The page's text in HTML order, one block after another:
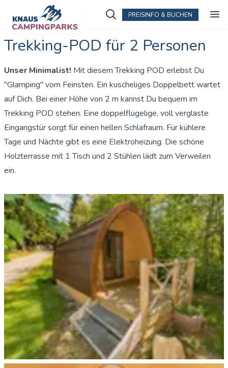
PREISINFO & BUCHEN
Trekking-POD für 2 Personen
Unser Minimalist! Mit diesem Trekking POD erlebst Du
"Glamping" vom Feinsten. Ein kuscheliges Doppelbett wartet
auf Dich. Bei einer Höhe von 2 m kannst Du bequem im
Trekking POD stehen. Eine doppelflügelige, voll verglaste
Eingangstür sorgt für einen hellen Schlafraum. Für kühlere
Tage und Nächte gibt es eine Elektroheizung. Die schöne
Holzterrasse mit 1 Tisch und 2 Stühlen lädt zum Verweilen
ein.